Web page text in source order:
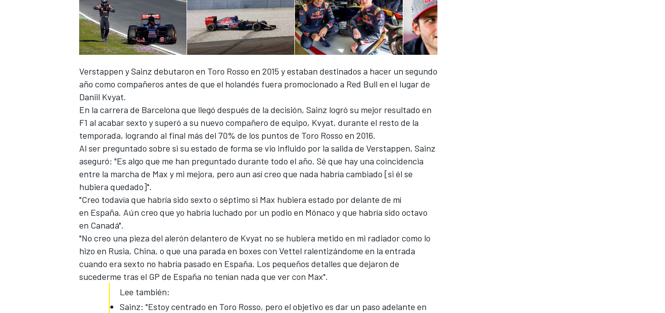
Verstappen y Sainz debutaron en Toro Rosso en 2015 y estaban destinados a hacer un segundo
año como compañeros antes de que el holandés fuera promocionado a Red Bull en el lugar de
Daniil Kvyat.
En la carrera de Barcelona que llegó después de la decisión, Sainz logró su mejor resultado en
F1 al acabar sexto y superó a su nuevo compañero de equipo, Kvyat, durante el resto de la
temporada, logrando al final más del 70% de los puntos de Toro Rosso en 2016.
Al ser preguntado sobre si su estado de forma se vio influido por la salida de Verstappen, Sainz
aseguró: "Es algo que me han preguntado durante todo el año. Sé que hay una coincidencia
entre la marcha de Max y mi mejora, pero aun así creo que nada habría cambiado [si él se
hubiera quedado]".
"Creo todavía que habría sido sexto o séptimo si Max hubiera estado por delante de mí
en España. Aún creo que yo habría luchado por un podio en Mónaco y que habría sido octavo
en Canadá".
"No creo una pieza del alerón delantero de Kvyat no se hubiera metido en mi radiador como lo
hizo en Rusia, China, o que una parada en boxes con Vettel ralentizándome en la entrada
cuando era sexto no habría pasado en España. Los pequeños detalles que dejaron de
sucederme tras el GP de España no tenían nada que ver con Max".
Lee también:
Sainz: "Estoy centrado en Toro Rosso, pero el objetivo es dar un paso adelante en